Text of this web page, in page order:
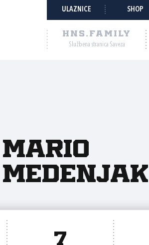
ULAZNICE SHOP
HNS.FAMILY
Službena stranica Saveza
Mario
Medenjak
7